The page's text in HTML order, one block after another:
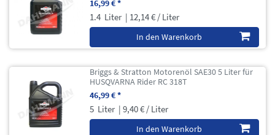
16,99 € *
1.4 Liter | 12,14 € / Liter
In den Warenkorb
Briggs & Stratton Motorenöl SAE30 5 Liter für
HUSQVARNA Rider RC 318T
46,99 € *
5 Liter | 9,40 € / Liter
In den Warenkorb